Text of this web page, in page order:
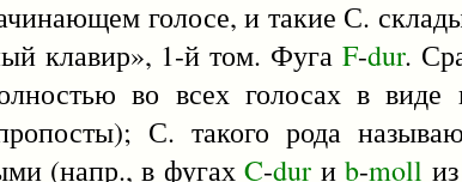
голосе, и такие С.
клавир», 1-й том. ФугаF-dur.
во всех голосах в виде
С. такого рода
(напр., в фугахC-dur иb-moll